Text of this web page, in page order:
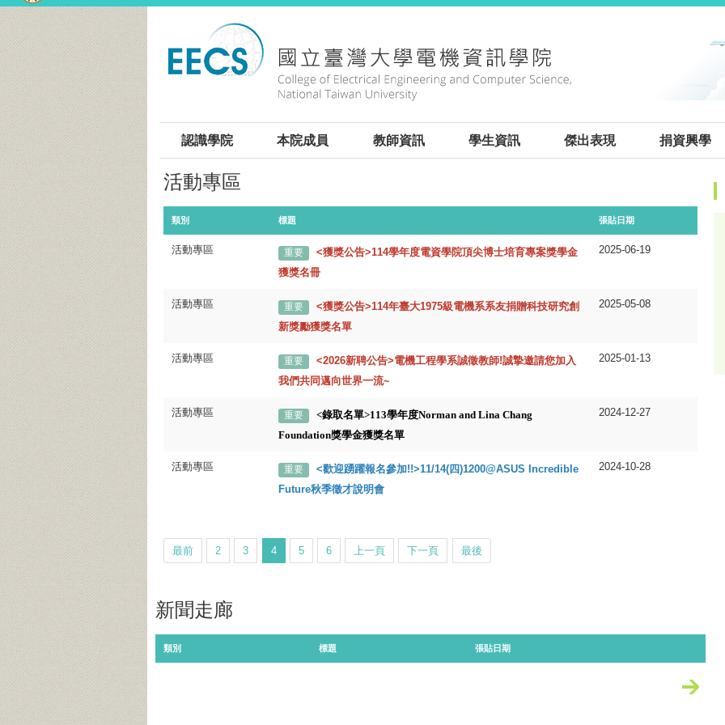
認識學院 本院成員 教師資訊 學生資訊 傑出表現 捐資興學
活動專區
類別 標題 張貼日期
活動專區 重要
<獲獎公告>114學年度電資學院頂尖博士培育專案獎學金
獲獎名冊
2025-06-19
活動專區 重要
<獲獎公告>114年臺大1975級電機系系友捐贈科技研究創
新獎勵獲獎名單
2025-05-08
活動專區 重要
<2026新聘公告>電機工程學系誠徵教師!誠摯邀請您加入
我們共同邁向世界一流~
2025-01-13
活動專區 重要
<錄取名單>113學年度Norman and Lina Chang
Foundation獎學金獲獎名單
2024-12-27
活動專區 重要
<歡迎踴躍報名參加!!>11/14(四)1200@ASUS Incredible
Future秋季徵才說明會
2024-10-28
最前 2 3 4 5 6 上一頁 下一頁 最後
新聞走廊
類別 標題 張貼日期
更多